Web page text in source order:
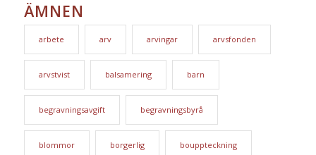
ÄMNEN
arbete arv arvingar arvsfonden
arvstvist balsamering barn
begravningsavgift begravningsbyrå
blommor borgerlig bouppteckning